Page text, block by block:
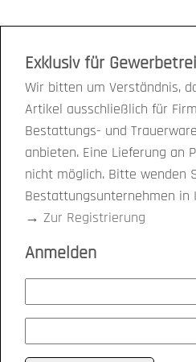
Exklusiv für
Wir bitten um Verständnis,
Artikel ausschließlich für
Bestattungs- und
anbieten. Eine Lieferung an
nicht möglich. Bitte wenden
Bestattungsunternehmen in
→ Zur Registrierung
Anmelden